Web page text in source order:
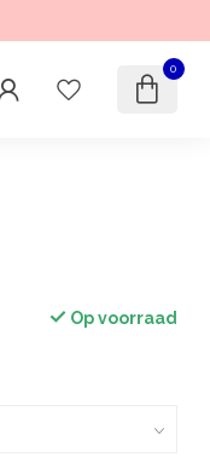
0
Op voorraad